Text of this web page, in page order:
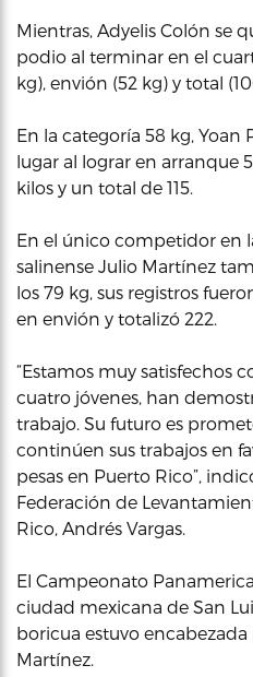
Mientras, Adyelis Colón se
podio al terminar en el
kg), envión (52 kg) y total
En la categoría 58 kg,
lugar al lograr en arranque
kilos y un total de 115.
En el único competidor en
salinense Julio Martínez
los 79 kg, sus registros
en envión y totalizó 222.
“Estamos muy satisfechos
cuatro jóvenes, han
trabajo. Su futuro es
continúen sus trabajos en
pesas en Puerto Rico”,
Federación de
Rico, Andrés Vargas.
El Campeonato
ciudad mexicana de San
boricua estuvo
Martínez.